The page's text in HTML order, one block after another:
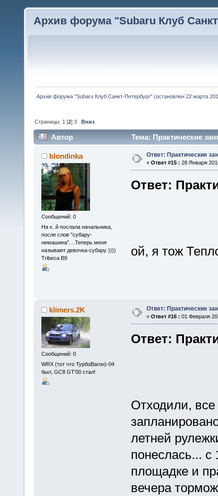
Архив форума "Subaru Клуб
Архив форума "Subaru Клуб Санкт-Петербург" (остановлен 22 марта
Страницы: 1 [2]3 Вниз
Автор Тема: Практические
blondinka
Сообщений: 0
На х..й послала начальника,
после слов "субару-
немашина"....Теперь меня
называют девочка-субару ))))
Tribeca B9
Ответ: Практические
« Ответ #15 : 28 Января
Ответ:
ой, я тож
klimers.2K
Сообщений: 0
WRX (тот что ТурбоВагон)-04
был, GC8 GT'00 стал!
Ответ: Практические
« Ответ #16 : 01 Февраля
Ответ:
Отходили,
летней
понеслась... с
площадке и
вечера